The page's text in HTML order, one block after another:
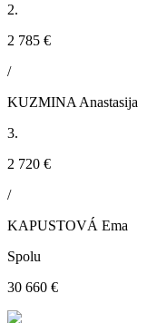
2.
2 785 €
/
KUZMINA Anastasija
3.
2 720 €
/
KAPUSTOVÁ Ema
Spolu
30 660 €